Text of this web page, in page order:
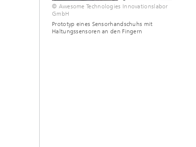
© Awesome Technologies Innovationslabor
GmbH
Prototyp eines Sensorhandschuhs mit
Haltungssensoren an den Fingern